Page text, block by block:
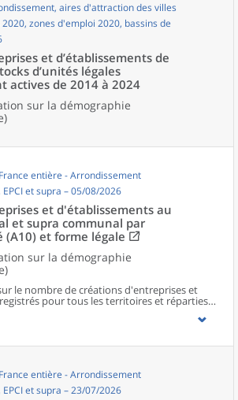
aires d'attraction des villes
zones d'emploi 2020, bassins de
et d’établissements de
d’unités légales
actives de 2014 à 2024
sur la démographie
France entière - Arrondissement
et supra – 05/08/2026
et d'établissements au
et supra communal par
et forme légale
sur la démographie
le nombre de créations d'entreprises et
pour tous les territoires et réparties
et la forme légale.
France entière - Arrondissement
et supra – 23/07/2026